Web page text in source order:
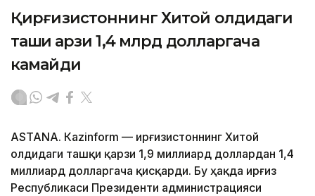
Қирғизистоннинг Хитой олдидаги
ташқи қарзи 1,4 млрд долларгача
камайди
ASTANА. Кazinform — Қирғизистоннинг Хитой
олдидаги ташқи қарзи 1,9 миллиард доллардан 1,4
миллиард долларгача қисқарди. Бу ҳақда Қирғиз
Республикаси Президенти администрацияси